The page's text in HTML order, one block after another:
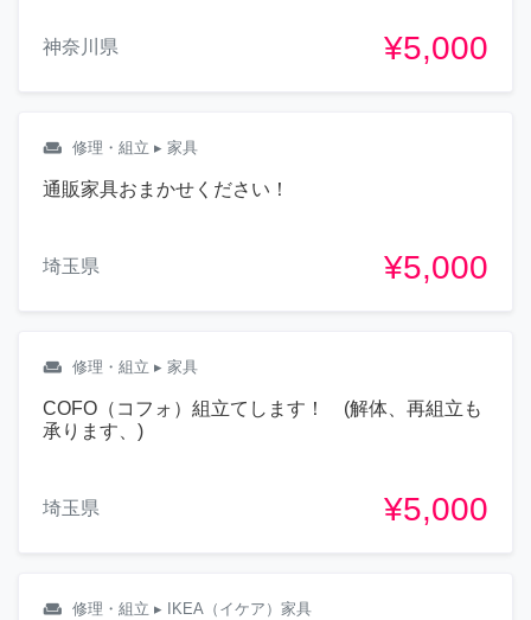
神奈川県 ¥5,000
weekend 修理・組立 ▸ 家具
通販家具おまかせください！
埼玉県 ¥5,000
weekend 修理・組立 ▸ 家具
COFO（コフォ）組立てします！ (解体、再組立も
承ります、)
埼玉県 ¥5,000
weekend 修理・組立 ▸ IKEA（イケア）家具